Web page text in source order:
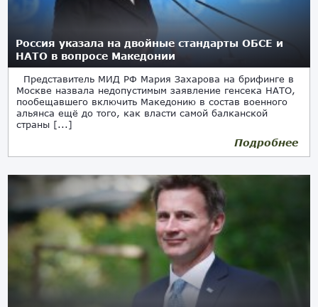
Россия указала на двойные стандарты ОБСЕ и
НАТО в вопросе Македонии
Представитель МИД РФ Мария Захарова на брифинге в
Москве назвала недопустимым заявление генсека НАТО,
пообещавшего включить Македонию в состав военного
альянса ещё до того, как власти самой балканской
страны [...]
Подробнее